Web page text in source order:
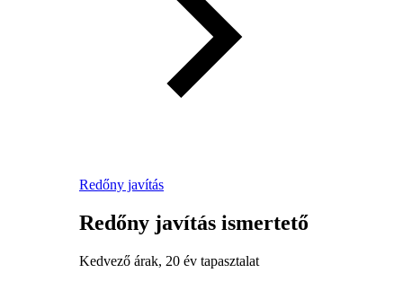
Redőny javítás
Redőny javítás ismertető
Kedvező árak, 20 év tapasztalat